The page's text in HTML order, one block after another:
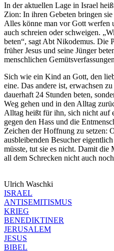
In der aktuellen Lage in Israel
Zion: In ihren Gebeten bringen
Alles könne man vor Gott werfen
auch schreien oder schweigen.
beten“, sagt Abt Nikodemus. Die
früher Jesus und seine Jünger
menschlichen
Sich wie ein Kind an Gott, den
eine. Das andere ist, erwachsen
dauerhaft 24 Stunden beten,
Weg gehen und in den Alltag
Alltag heißt für ihn, sich nicht auf
gegen den Hass und die
Zeichen der Hoffnung zu setzen:
ausbleibenden Besucher
müsste, tut sie es nicht. Damit
all dem Schrecken nicht auch
Ulrich Waschki
ISRAEL
ANTISEMITISMUS
KRIEG
BENEDIKTINER
JERUSALEM
JESUS
BIBEL